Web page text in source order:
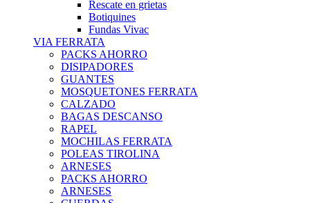
Rescate en grietas
Botiquines
Fundas Vivac
VIA FERRATA
PACKS AHORRO
DISIPADORES
GUANTES
MOSQUETONES FERRATA
CALZADO
BAGAS DESCANSO
RAPEL
MOCHILAS FERRATA
POLEAS TIROLINA
ARNESES
PACKS AHORRO
ARNESES